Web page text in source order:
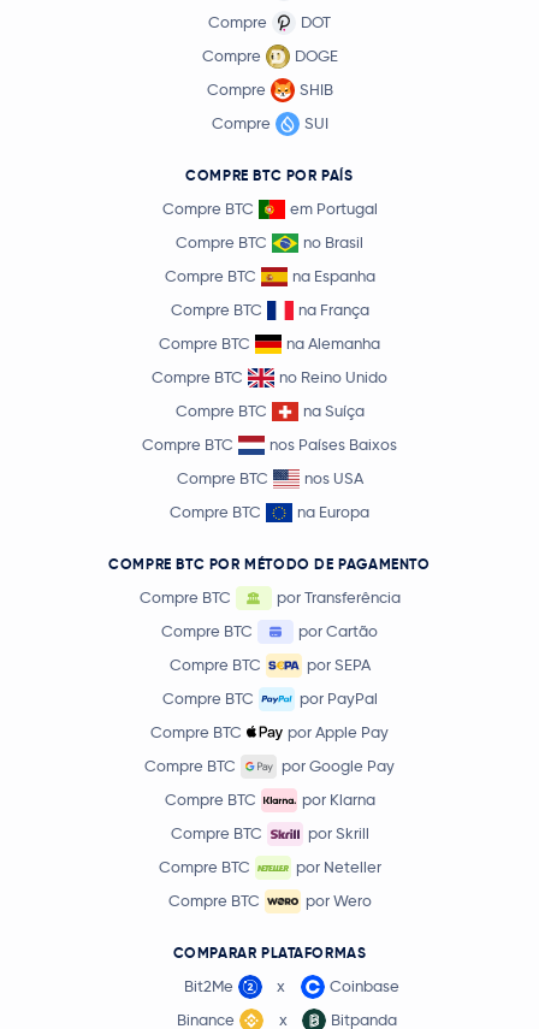
Compre
DOT
Compre
DOGE
Compre
SHIB
Compre
SUI
COMPRE BTC POR PAÍS
Compre BTC
em Portugal
Compre BTC
no Brasil
Compre BTC
na Espanha
Compre BTC
na França
Compre BTC
na Alemanha
Compre BTC
no Reino Unido
Compre BTC
na Suíça
Compre BTC
nos Países Baixos
Compre BTC
nos USA
Compre BTC
na Europa
COMPRE BTC POR MÉTODO DE PAGAMENTO
Compre BTC
por Transferência
Compre BTC
por Cartão
Compre BTC
por SEPA
Compre BTC
por PayPal
Compre BTC
por Apple Pay
Compre BTC
por Google Pay
Compre BTC
por Klarna
Compre BTC
por Skrill
Compre BTC
por Neteller
Compre BTC
por Wero
COMPARAR PLATAFORMAS
Bit2Me x
Coinbase
Binance
x Bitpanda